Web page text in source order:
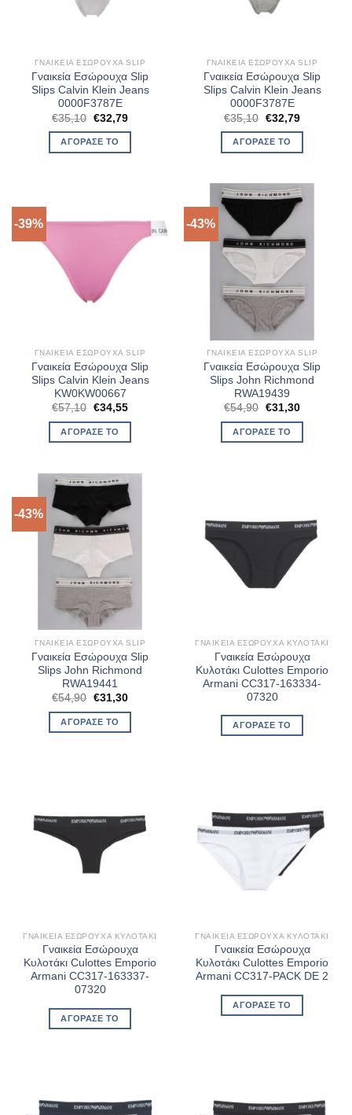
ΓΝΑΙΚΕΊΑ ΕΣΏΡΟΥΧΑ SLIP
Γναικεία Εσώρουχα Slip
Slips Calvin Klein Jeans
0000F3787E
€35,10 Original
price
was:
€35,10.
€32,79Η
ΑΓΌΡΑΣΈ ΤΟ
ΓΝΑΙΚΕΊΑ ΕΣΏΡΟΥΧΑ SLIP
Γναικεία Εσώρουχα Slip
Slips Calvin Klein Jeans
0000F3787E
€35,10 Original
price
was:
€35,10.
€32,79Η
ΑΓΌΡΑΣΈ ΤΟ
-39%
ΓΝΑΙΚΕΊΑ ΕΣΏΡΟΥΧΑ SLIP
Γναικεία Εσώρουχα Slip
Slips Calvin Klein Jeans
KW0KW00667
€57,10 Original
was:
€57,10.
€34,55Η
ΑΓΌΡΑΣΈ ΤΟ
-43%
ΓΝΑΙΚΕΊΑ ΕΣΏΡΟΥΧΑ SLIP
Γναικεία Εσώρουχα Slip
Slips John Richmond
RWA19439
€54,90 Original
was:
€54,90.
€31,30Η
ΑΓΌΡΑΣΈ ΤΟ
-43%
ΓΝΑΙΚΕΊΑ ΕΣΏΡΟΥΧΑ SLIP
Γναικεία Εσώρουχα Slip
Slips John Richmond
RWA19441
€54,90 Original
was:
€54,90.
€31,30Η
ΑΓΌΡΑΣΈ ΤΟ
ΓΝΑΙΚΕΊΑ ΕΣΏΡΟΥΧΑ ΚΥΛΟΤΆΚΙ
Γναικεία Εσώρουχα
Κυλοτάκι Culottes Emporio
Armani CC317-163334-
07320
ΑΓΌΡΑΣΈ ΤΟ
ΓΝΑΙΚΕΊΑ ΕΣΏΡΟΥΧΑ ΚΥΛΟΤΆΚΙ
Γναικεία Εσώρουχα
Κυλοτάκι Culottes Emporio
Armani CC317-163337-
07320
ΑΓΌΡΑΣΈ ΤΟ
ΓΝΑΙΚΕΊΑ ΕΣΏΡΟΥΧΑ ΚΥΛΟΤΆΚΙ
Γναικεία Εσώρουχα
Κυλοτάκι Culottes Emporio
Armani CC317-PACK DE 2
ΑΓΌΡΑΣΈ ΤΟ